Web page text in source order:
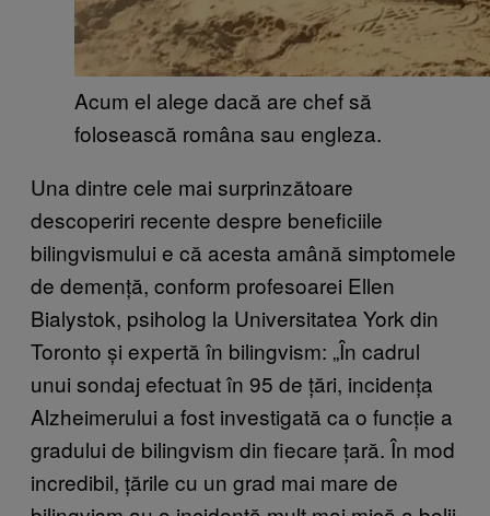
Acum el alege dacă are chef să
folosească româna sau engleza.
Una dintre cele mai surprinzătoare
descoperiri recente despre beneficiile
bilingvismului e că acesta amână simptomele
de demență, conform profesoarei Ellen
Bialystok, psiholog la Universitatea York din
Toronto și expertă în bilingvism: „În cadrul
unui sondaj efectuat în 95 de țări, incidența
Alzheimerului a fost investigată ca o funcție a
gradului de bilingvism din fiecare țară. În mod
incredibil, țările cu un grad mai mare de